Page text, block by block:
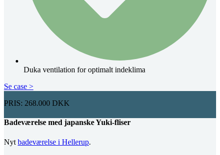
Duka ventilation for optimalt indeklima
Se case >
PRIS: 268.000 DKK
Badeværelse med japanske Yuki-fliser
Nyt badeværelse i Hellerup.